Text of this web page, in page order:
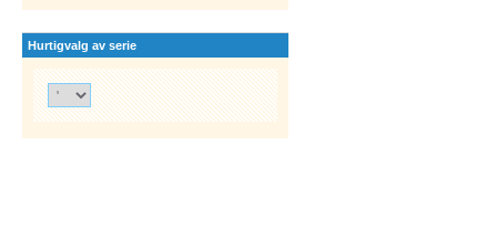
Hurtigvalg av serie